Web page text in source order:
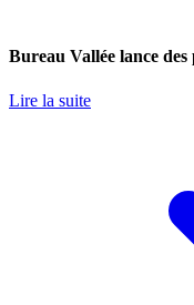
Bureau Vallée lance
Lire la suite